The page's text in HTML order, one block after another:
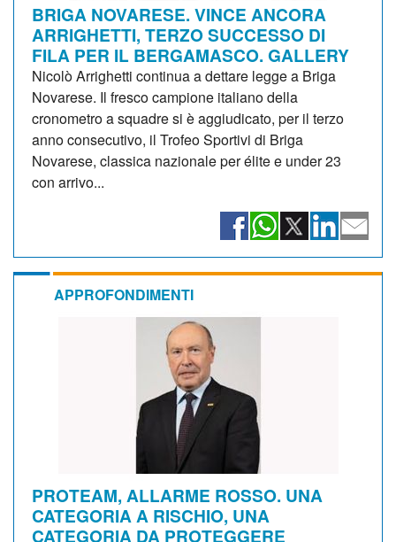
BRIGA NOVARESE. VINCE ANCORA
ARRIGHETTI, TERZO SUCCESSO DI
FILA PER IL BERGAMASCO. GALLERY
Nicolò Arrighetti continua a dettare legge a Briga
Novarese. Il fresco campione italiano della
cronometro a squadre si è aggiudicato, per il terzo
anno consecutivo, il Trofeo Sportivi di Briga
Novarese, classica nazionale per élite e under 23
con arrivo...
APPROFONDIMENTI
PROTEAM, ALLARME ROSSO. UNA
CATEGORIA A RISCHIO, UNA
CATEGORIA DA PROTEGGERE